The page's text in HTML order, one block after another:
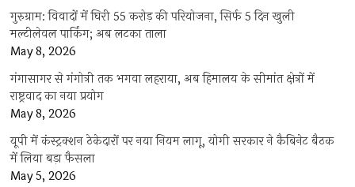
गुरुग्राम: विवादों में घिरी 55 करोड़ की परियोजना, सिर्फ 5 दिन खुली
मल्टीलेवल पार्किंग; अब लटका ताला
May 8, 2026
गंगासागर से गंगोत्री तक भगवा लहराया, अब हिमालय के सीमांत क्षेत्रों में
राष्ट्रवाद का नया प्रयोग
May 8, 2026
यूपी में कंस्ट्रक्शन ठेकेदारों पर नया नियम लागू, योगी सरकार ने कैबिनेट बैठक
में लिया बड़ा फैसला
May 5, 2026